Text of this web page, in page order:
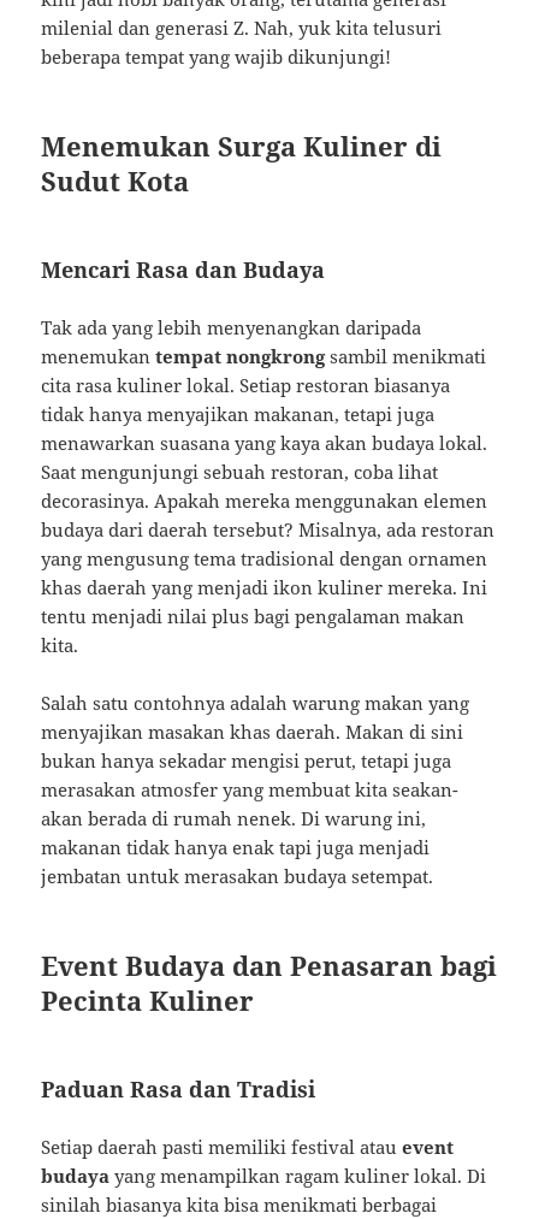
milenial dan generasi Z. Nah, yuk kita telusuri
beberapa tempat yang wajib dikunjungi!
Menemukan Surga Kuliner di
Sudut Kota
Mencari Rasa dan Budaya
Tak ada yang lebih menyenangkan daripada
menemukantempat nongkrongsambil menikmati
cita rasa kuliner lokal. Setiap restoran biasanya
tidak hanya menyajikan makanan, tetapi juga
menawarkan suasana yang kaya akan budaya lokal.
Saat mengunjungi sebuah restoran, coba lihat
decorasinya. Apakah mereka menggunakan elemen
budaya dari daerah tersebut? Misalnya, ada restoran
yang mengusung tema tradisional dengan ornamen
khas daerah yang menjadi ikon kuliner mereka. Ini
tentu menjadi nilai plus bagi pengalaman makan
kita.
Salah satu contohnya adalah warung makan yang
menyajikan masakan khas daerah. Makan di sini
bukan hanya sekadar mengisi perut, tetapi juga
merasakan atmosfer yang membuat kita seakan-
akan berada di rumah nenek. Di warung ini,
makanan tidak hanya enak tapi juga menjadi
jembatan untuk merasakan budaya setempat.
Event Budaya dan Penasaran bagi
Pecinta Kuliner
Paduan Rasa dan Tradisi
Setiap daerah pasti memiliki festival atauevent
budaya yang menampilkan ragam kuliner lokal. Di
sinilah biasanya kita bisa menikmati berbagai